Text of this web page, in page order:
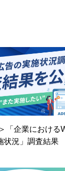
「企業における
状況」調査結果